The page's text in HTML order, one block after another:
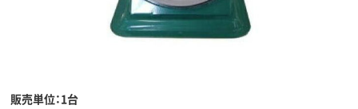
販売単位：1台